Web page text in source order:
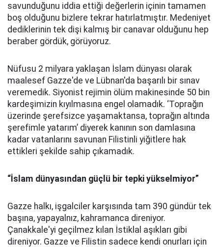
savunduğunu iddia ettiği değerlerin içinin tamamen
boş olduğunu bizlere tekrar hatırlatmıştır. Medeniyet
dediklerinin tek dişi kalmış bir canavar olduğunu hep
beraber gördük, görüyoruz.
Nüfusu 2 milyara yaklaşan İslam dünyası olarak
maalesef Gazze'de ve Lübnan'da başarılı bir sınav
veremedik. Siyonist rejimin ölüm makinesinde 50 bin
kardeşimizin kıyılmasına engel olamadık. ‘Toprağın
üzerinde şerefsizce yaşamaktansa, toprağın altında
şerefimle yatarım’ diyerek kanının son damlasına
kadar vatanlarını savunan Filistinli yiğitlere hak
ettikleri şekilde sahip çıkamadık.
“İslam dünyasından güçlü bir tepki yükselmiyor”
Gazze halkı, işgalciler karşısında tam 390 gündür tek
başına, yapayalnız, kahramanca direniyor.
Çanakkale'yi geçilmez kılan İstiklal aşıkları gibi
direniyor. Gazze ve Filistin sadece kendi onurları için